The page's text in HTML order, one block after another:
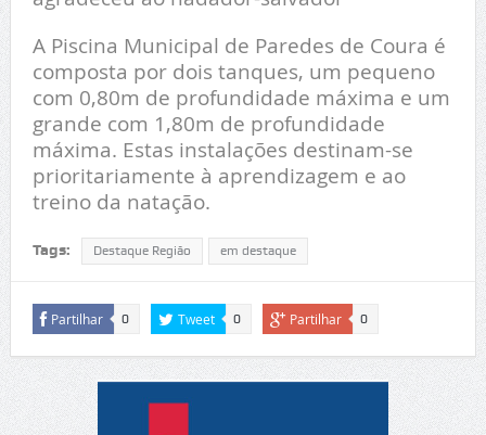
A Piscina Municipal de Paredes de Coura é
composta por dois tanques, um pequeno
com 0,80m de profundidade máxima e um
grande com 1,80m de profundidade
máxima. Estas instalações destinam-se
prioritariamente à aprendizagem e ao
treino da natação.
Tags: Destaque Região em destaque
Partilhar 0 Tweet 0 Partilhar 0